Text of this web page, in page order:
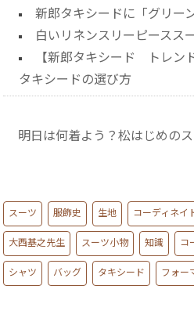
新郎タキシードに「グリー
白いリネンスリーピースス
【新郎タキシード トレン
タキシードの選び方
明日は何着よう？松はじめの
スーツ 服飾史 生地 コーディネイ
大西基之先生 スーツ小物 知識 コ
シャツ バッグ タキシード フォー